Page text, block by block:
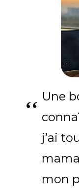
Une
j’ai
mon